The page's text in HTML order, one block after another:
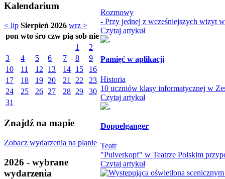
Kalendarium
< lip Sierpień 2026 wrz >
pon wto śro czw pią sob nie
1
2
3
4 5 6 7 8
9
10
11 12 13 14 15
16
17
18 19 20 21 22
23
24
25 26 27 28 29
30
31
Znajdź na mapie
Zobacz wydarzenia na planie
2026 - wybrane
wydarzenia
Rozmowy
- Przy jednej z wcześniejszych wizyt
Czytaj artykuł
Pamięć w aplikacji
Historia
10 uczniów klasy informatycznej w
Czytaj artykuł
Doppelganger
Teatr
"Pulverkopf" w Teatrze Polskim
Czytaj artykuł